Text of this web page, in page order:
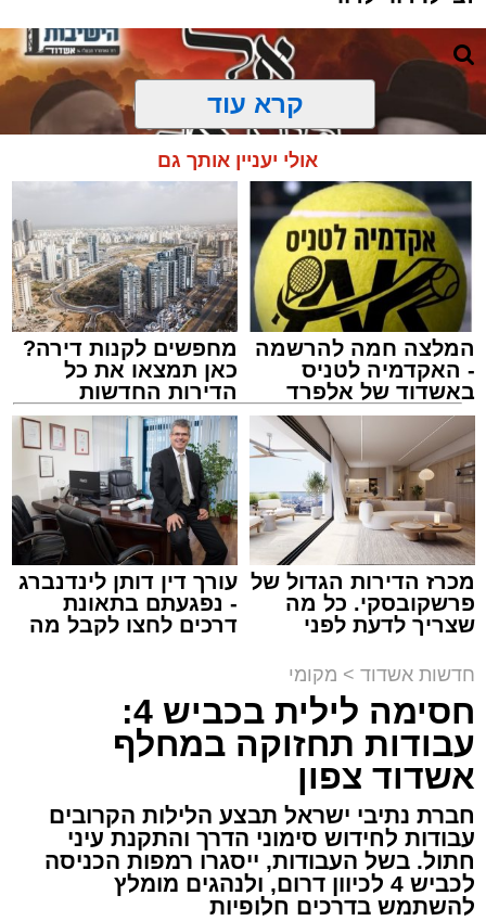
מעגלים
מנהל האתר / 20:31 06.08.26
תגים:הגרי"ב שרייבר מעגלים
ארוע שטרם היה כמותו: בשבוע הבא ביום ג'
יתכנסו המוני בחורי הישיבות שטרם החלו את זמן
'אלול', והם יזכו לשמוע את גדולי הדור, מרן הגרי"ב
שרייבר שליט"א והגאון רבי ישאי טולידנו שליט"א,
שבשעה נדירה של קורת רוח ישתפו את שומעיהם
באשר ראו וקיבלו בבתי הוריהם, הגאון רבי פנחס
שרייבר זצ"ל והגאון רבי ניסים טולידנו זצ"ל, כאשר
מטרתם של הדברים שישמעו היא לעורר הלבבות
ולהחדיר אהבת אמת לתורה.
קרא עוד
אולי יעניין אותך גם
המלצה חמה להרשמה
- האקדמיה לטניס
באשדוד של אלפרד
קריאולנסקי - לילדים
מחפשים לקנות דירה?
כאן תמצאו את כל
הדירות החדשות
למכירה באשדוד >>>
מכרז הדירות הגדול של
פרשקובסקי. כל מה
שצריך לדעת לפני
באשדוד
עורך דין דותן לינדנברג
- נפגעתם בתאונת
דרכים לחצו לקבל מה
חדשות אשדוד > מקומי
חסימה לילית בכביש 4:
עבודות תחזוקה במחלף
אשדוד צפון
חברת נתיבי ישראל תבצע הלילות הקרובים
עבודות לחידוש סימוני הדרך והתקנת עיני
חתול. בשל העבודות, ייסגרו רמפות הכניסה
לכביש 4 לכיוון דרום, ולנהגים מומלץ
להשתמש בדרכים חלופיות